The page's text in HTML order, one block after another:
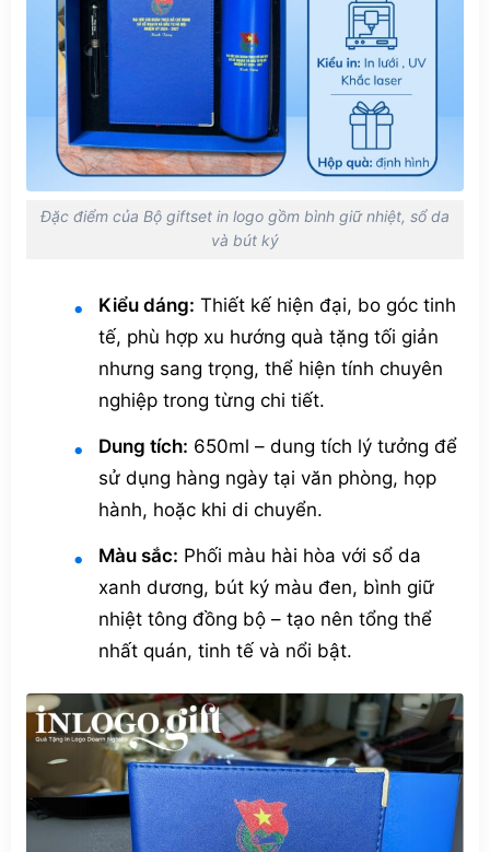
Đặc điểm của Bộ giftset in logo gồm bình giữ nhiệt, sổ da
và bút ký
Kiểu dáng: Thiết kế hiện đại, bo góc tinh
tế, phù hợp xu hướng quà tặng tối giản
nhưng sang trọng, thể hiện tính chuyên
nghiệp trong từng chi tiết.
Dung tích: 650ml – dung tích lý tưởng để
sử dụng hàng ngày tại văn phòng, họp
hành, hoặc khi di chuyển.
Màu sắc: Phối màu hài hòa với sổ da
xanh dương, bút ký màu đen, bình giữ
nhiệt tông đồng bộ – tạo nên tổng thể
nhất quán, tinh tế và nổi bật.